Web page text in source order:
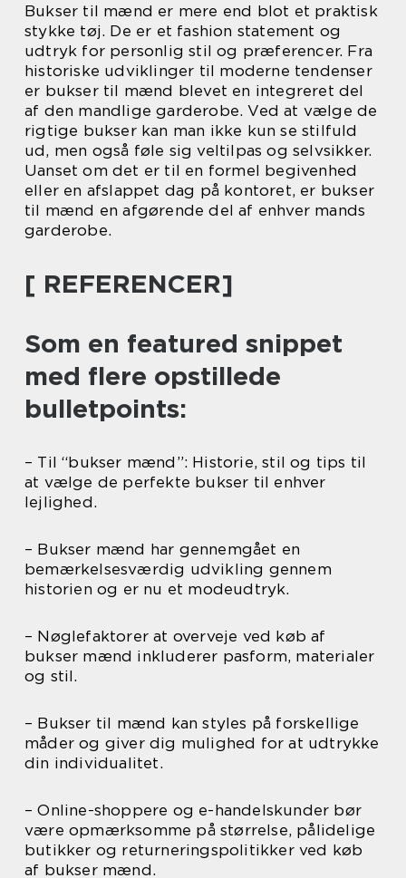
Bukser til mænd er mere end blot et praktisk
stykke tøj. De er et fashion statement og
udtryk for personlig stil og præferencer. Fra
historiske udviklinger til moderne tendenser
er bukser til mænd blevet en integreret del
af den mandlige garderobe. Ved at vælge de
rigtige bukser kan man ikke kun se stilfuld
ud, men også føle sig veltilpas og selvsikker.
Uanset om det er til en formel begivenhed
eller en afslappet dag på kontoret, er bukser
til mænd en afgørende del af enhver mands
garderobe.
[ REFERENCER]
Som en featured snippet
med flere opstillede
bulletpoints:
– Til “bukser mænd”: Historie, stil og tips til
at vælge de perfekte bukser til enhver
lejlighed.
– Bukser mænd har gennemgået en
bemærkelsesværdig udvikling gennem
historien og er nu et modeudtryk.
– Nøglefaktorer at overveje ved køb af
bukser mænd inkluderer pasform, materialer
og stil.
– Bukser til mænd kan styles på forskellige
måder og giver dig mulighed for at udtrykke
din individualitet.
– Online-shoppere og e-handelskunder bør
være opmærksomme på størrelse, pålidelige
butikker og returneringspolitikker ved køb
af bukser mænd.